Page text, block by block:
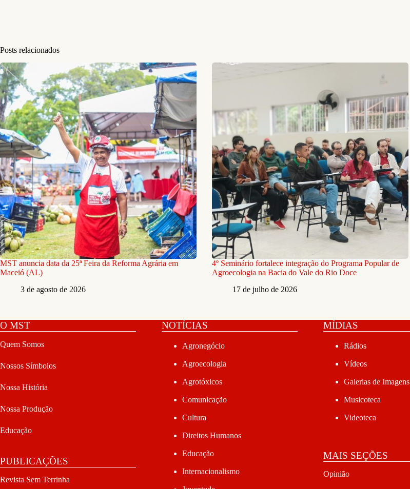
Posts relacionados
MST anuncia data da 25ª Feira da Reforma Agrária em
Maceió (AL)
3 de agosto de 2026
4º Seminário fortalece integração do Programa Popular de
Agroecologia na Bacia do Vale do Rio Doce
17 de julho de 2026
O MST
Quem Somos
Nossos Símbolos
Nossa História
Nossa Produção
Educação
PUBLICAÇÕES
Revista Sem Terrinha
NOTÍCIAS
Agronegócio
Agroecologia
Agrotóxicos
Comunicação
Cultura
Direitos Humanos
Educação
Internacionalismo
MÍDIAS
Rádios
Vídeos
Galerias de Imagens
Musicoteca
Videoteca
MAIS SEÇÕES
Opinião